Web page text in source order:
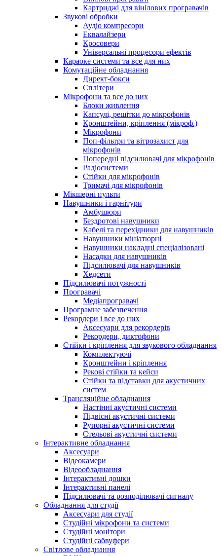
Картриджі для вінілових програвачів
Звукові обробки
Аудіо компресори
Еквалайзери
Кросовери
Універсальні процесори ефектів
Караоке системи та все для них
Комутаційне обладнання
Директ-бокси
Сплітери
Мікрофони та все до них
Блоки живлення
Капсулі, решітки до мікрофонів
Кронштейни, кріплення (мікроф.)
Мікрофони
Поп-фільтри та вітрозахист для
мікрофонів
Попередні підсилювачі для мікрофонів
Радіосистеми
Стійки для мікрофонів
Тримачі для мікрофонів
Мікшерні пульти
Навушники і гарнітури
Амбушюри
Бездротові навушники
Кабелі та перехідники для навушників
Навушники мініатюрні
Навушники накладні спеціалізовані
Насадки для навушників
Підсилювачі для навушників
Хедсети
Підсилювачі потужності
Програвачі
Медіапрогравачі
Програмне забезпечення
Рекордери і все до них
Аксесуари для рекордерів
Рекордери, диктофони
Стійки і кріплення для звукового обладнання
Комплектуючі
Кронштейни і кріплення
Рекові стійки та кейси
Стійки та підставки для акустичних
систем
Трансляційне обладнання
Настінні акустичні системи
Підвісні акустичні системи
Рупорні акустичні системи
Стельові акустичні системи
Інтерактивне обладнання
Аксесуари
Відеокамери
Відеообладнання
Інтерактивні дошки
Інтерактивні панелі
Підсилювачі та розподілювачі сигналу
Обладнання для студії
Аксесуари для студії
Студійні мікрофони та системи
Студійні монітори
Студійні сабвуфери
Світлове обладнання